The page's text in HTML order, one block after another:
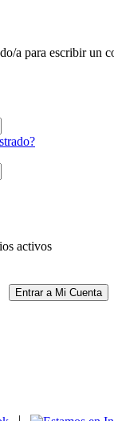
a para escribir un
activos
Entrar a Mi Cuenta